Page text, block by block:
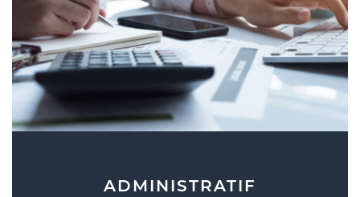
ADMINISTRATIF